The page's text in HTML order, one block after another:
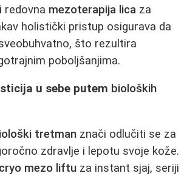
redovna mezoterapija lica za
holistički pristup osigurava da
što rezultira
poboljšanjima.
u sebe putem bioloških
tretman znači odlučiti se za
zdravlje i lepotu svoje kože.
cryo mezo liftu za instant sjaj, seriji